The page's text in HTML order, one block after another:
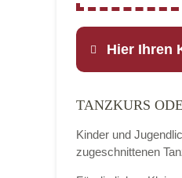
Hier Ihren
TANZKURS
Kinder und
zugeschnittenen